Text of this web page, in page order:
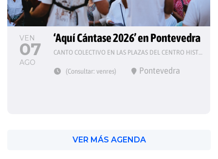
VEN
07
AGO
‘Aquí Cántase 2026’ en Pontevedra
CANTO COLECTIVO EN LAS PLAZAS DEL CENTRO HISTÓRICO
(Consultar: venres) Pontevedra
VER MÁS AGENDA